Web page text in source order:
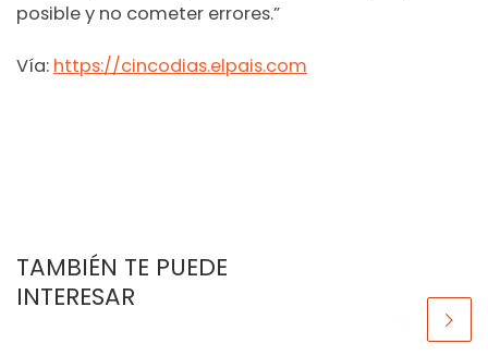
posible y no cometer errores.”
Vía: https://cincodias.elpais.com
TAMBIÉN TE PUEDE
INTERESAR